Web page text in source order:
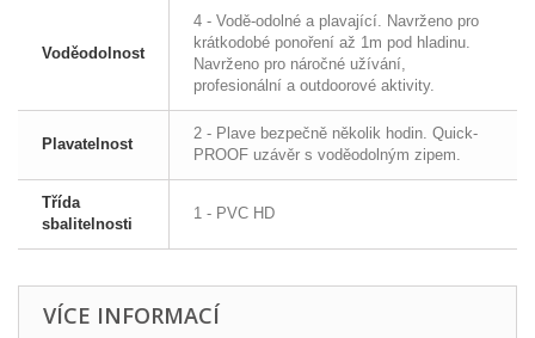
Voděodolnost
4 - Vodě-odolné a plavající. Navrženo pro
krátkodobé ponoření až 1m pod hladinu.
Navrženo pro náročné užívání,
profesionální a outdoorové aktivity.
Plavatelnost
2 - Plave bezpečně několik hodin. Quick-
PROOF uzávěr s voděodolným zipem.
Třída
sbalitelnosti
1 - PVC HD
VÍCE INFORMACÍ